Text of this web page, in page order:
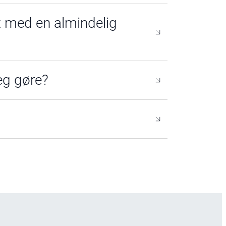
på en maskine, hvor der ikke er
med en almindelig
du koppen til te med 95 grader
gøre?
Det er ikke tilladt selv
I visse tilfælde